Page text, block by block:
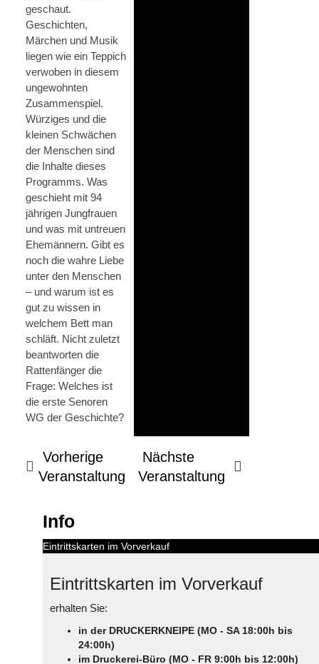
geschaut.
Geschichten,
Märchen und Musik
liegen wie ein Teppich
verwoben in diesem
ungewohnten
Zusammenspiel.
Würziges und die
kleinen Schwächen
der Menschen sind
die Inhalte dieses
Programms. Was
geschieht mit 94
jährigen Jungfrauen
und was mit untreuen
Ehemännern. Gibt es
noch die wahre Liebe
unter den Menschen
– und warum ist es
gut zu wissen in
welchem Bett man
schläft. Nicht zuletzt
beantworten die
Rattenfänger die
Frage: Welches ist
die erste Senoren
WG der Geschichte?
Vorherige
Veranstaltung
Nächste
Veranstaltung
Info
Eintrittskarten im Vorverkauf
Eintrittskarten im Vorverkauf
erhalten Sie:
in der DRUCKERKNEIPE (MO - SA 18:00h bis
24:00h)
im Druckerei-Büro (MO - FR 9:00h bis 12:00h)